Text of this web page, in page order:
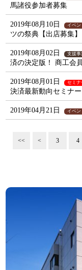
馬諸役参加者募集
2019年08月10日 イベン
ツの祭典【出店募集】
2019年08月02日 支援事
済の決定版！ 商工会
2019年08月01日 セミナ
決済最新動向セミナー
2019年04月21日 イベン
<< < 3 4